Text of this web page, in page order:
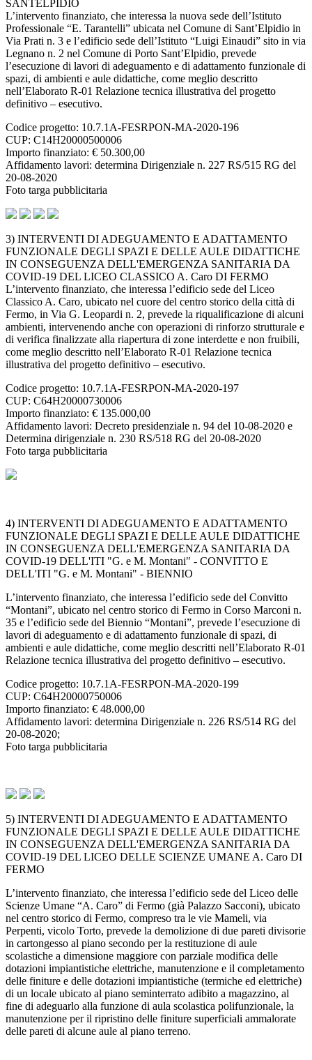
SANTELPIDIO
L’intervento finanziato, che interessa la nuova sede dell’Istituto
Professionale “E. Tarantelli” ubicata nel Comune di Sant’Elpidio in
Via Prati n. 3 e l’edificio sede dell’Istituto “Luigi Einaudi” sito in via
Legnano n. 2 nel Comune di Porto Sant’Elpidio, prevede
l’esecuzione di lavori di adeguamento e di adattamento funzionale di
spazi, di ambienti e aule didattiche, come meglio descritto
nell’Elaborato R-01 Relazione tecnica illustrativa del progetto
definitivo – esecutivo.
Codice progetto: 10.7.1A-FESRPON-MA-2020-196
CUP: C14H20000500006
Importo finanziato: € 50.300,00
Affidamento lavori: determina Dirigenziale n. 227 RS/515 RG del
20-08-2020
Foto targa pubblicitaria
3) INTERVENTI DI ADEGUAMENTO E ADATTAMENTO
FUNZIONALE DEGLI SPAZI E DELLE AULE DIDATTICHE
IN CONSEGUENZA DELL'EMERGENZA SANITARIA DA
COVID-19 DEL LICEO CLASSICO A. Caro DI FERMO
L’intervento finanziato, che interessa l’edificio sede del Liceo
Classico A. Caro, ubicato nel cuore del centro storico della città di
Fermo, in Via G. Leopardi n. 2, prevede la riqualificazione di alcuni
ambienti, intervenendo anche con operazioni di rinforzo strutturale e
di verifica finalizzate alla riapertura di zone interdette e non fruibili,
come meglio descritto nell’Elaborato R-01 Relazione tecnica
illustrativa del progetto definitivo – esecutivo.
Codice progetto: 10.7.1A-FESRPON-MA-2020-197
CUP: C64H20000730006
Importo finanziato: € 135.000,00
Affidamento lavori: Decreto presidenziale n. 94 del 10-08-2020 e
Determina dirigenziale n. 230 RS/518 RG del 20-08-2020
Foto targa pubblicitaria
4) INTERVENTI DI ADEGUAMENTO E ADATTAMENTO
FUNZIONALE DEGLI SPAZI E DELLE AULE DIDATTICHE
IN CONSEGUENZA DELL'EMERGENZA SANITARIA DA
COVID-19 DELL'ITI "G. e M. Montani" - CONVITTO E
DELL'ITI "G. e M. Montani" - BIENNIO
L’intervento finanziato, che interessa l’edificio sede del Convitto
“Montani”, ubicato nel centro storico di Fermo in Corso Marconi n.
35 e l’edificio sede del Biennio “Montani”, prevede l’esecuzione di
lavori di adeguamento e di adattamento funzionale di spazi, di
ambienti e aule didattiche, come meglio descritti nell’Elaborato R-01
Relazione tecnica illustrativa del progetto definitivo – esecutivo.
Codice progetto: 10.7.1A-FESRPON-MA-2020-199
CUP: C64H20000750006
Importo finanziato: € 48.000,00
Affidamento lavori: determina Dirigenziale n. 226 RS/514 RG del
20-08-2020;
Foto targa pubblicitaria
5) INTERVENTI DI ADEGUAMENTO E ADATTAMENTO
FUNZIONALE DEGLI SPAZI E DELLE AULE DIDATTICHE
IN CONSEGUENZA DELL'EMERGENZA SANITARIA DA
COVID-19 DEL LICEO DELLE SCIENZE UMANE A. Caro DI
FERMO
L’intervento finanziato, che interessa l’edificio sede del Liceo delle
Scienze Umane “A. Caro” di Fermo (già Palazzo Sacconi), ubicato
nel centro storico di Fermo, compreso tra le vie Mameli, via
Perpenti, vicolo Torto, prevede la demolizione di due pareti divisorie
in cartongesso al piano secondo per la restituzione di aule
scolastiche a dimensione maggiore con parziale modifica delle
dotazioni impiantistiche elettriche, manutenzione e il completamento
delle finiture e delle dotazioni impiantistiche (termiche ed elettriche)
di un locale ubicato al piano seminterrato adibito a magazzino, al
fine di adeguarlo alla funzione di aula scolastica polifunzionale, la
manutenzione per il ripristino delle finiture superficiali ammalorate
delle pareti di alcune aule al piano terreno.